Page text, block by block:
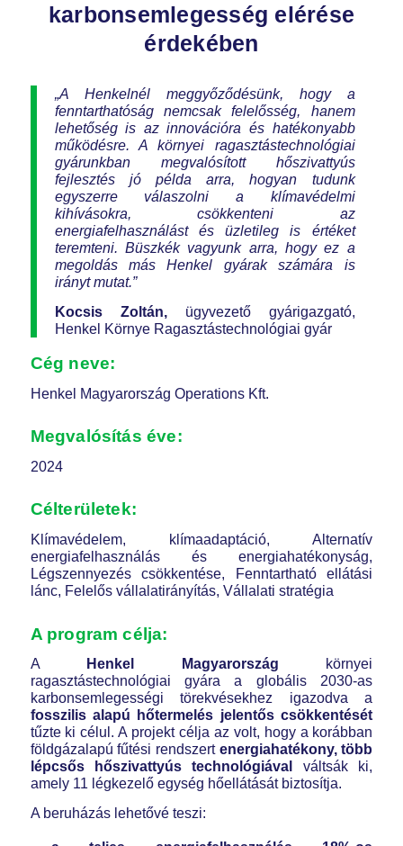
karbonsemlegesség elérése
érdekében
„A Henkelnél meggyőződésünk, hogy a
fenntarthatóság nemcsak felelősség, hanem
lehetőség is az innovációra és hatékonyabb
működésre. A környei ragasztástechnológiai
gyárunkban megvalósított hőszivattyús
fejlesztés jó példa arra, hogyan tudunk
egyszerre válaszolni a klímavédelmi
kihívásokra, csökkenteni az
energiafelhasználást és üzletileg is értéket
teremteni. Büszkék vagyunk arra, hogy ez a
megoldás más Henkel gyárak számára is
irányt mutat.”
Kocsis Zoltán, ügyvezető gyárigazgató,
Henkel Környe Ragasztástechnológiai gyár
Cég neve:
Henkel Magyarország Operations Kft.
Megvalósítás éve:
2024
Célterületek:
Klímavédelem, klímaadaptáció, Alternatív
energiafelhasználás és energiahatékonyság,
Légszennyezés csökkentése, Fenntartható ellátási
lánc, Felelős vállalatirányítás, Vállalati stratégia
A program célja:
A Henkel Magyarország környei
ragasztástechnológiai gyára a globális 2030-as
karbonsemlegességi törekvésekhez igazodva a
fosszilis alapú hőtermelés jelentős csökkentését
tűzte ki célul. A projekt célja az volt, hogy a korábban
földgázalapú fűtési rendszert energiahatékony, több
lépcsős hőszivattyús technológiával
váltsák ki,
amely 11 légkezelő egység hőellátását biztosítja.
A beruházás lehetővé teszi: